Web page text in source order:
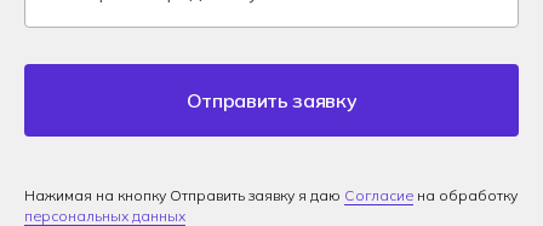
Отправить заявку
Нажимая на кнопку Отправить заявку я даю Согласие на обработку
персональных данных